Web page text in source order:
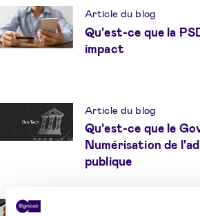
Article du blog
Qu'est-ce que la
impact
Article du blog
Qu'est-ce que le
Numérisation de
publique